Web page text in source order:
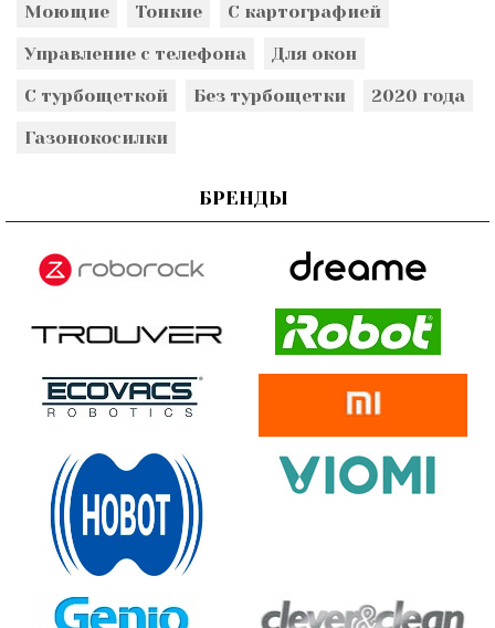
Моющие
Тонкие
С картографией
Управление с телефона
Для окон
С турбощеткой
Без турбощетки
2020 года
Газонокосилки
БРЕНДЫ